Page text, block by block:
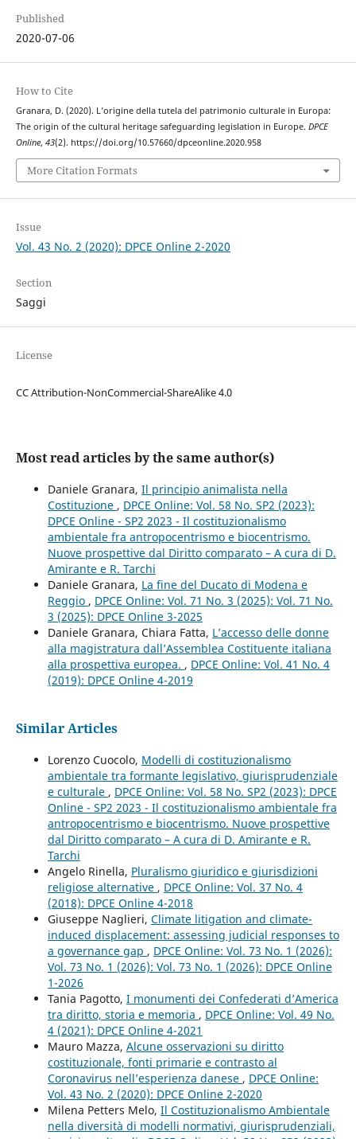
Published
2020-07-06
How to Cite
Granara, D. (2020). L’origine della tutela del patrimonio culturale in Europa:
The origin of the cultural heritage safeguarding legislation in Europe. DPCE
Online, 43(2). https://doi.org/10.57660/dpceonline.2020.958
More Citation Formats
Issue
Vol. 43 No. 2 (2020): DPCE Online 2-2020
Section
Saggi
License
CC Attribution-NonCommercial-ShareAlike 4.0
Most read articles by the same author(s)
Daniele Granara, Il principio animalista nella
Costituzione , DPCE Online: Vol. 58 No. SP2 (2023):
DPCE Online - SP2 2023 - Il costituzionalismo
ambientale fra antropocentrismo e biocentrismo.
Nuove prospettive dal Diritto comparato – A cura di D.
Amirante e R. Tarchi
Daniele Granara, La fine del Ducato di Modena e
Reggio , DPCE Online: Vol. 71 No. 3 (2025): Vol. 71 No.
3 (2025): DPCE Online 3-2025
Daniele Granara, Chiara Fatta, L’accesso delle donne
alla magistratura dall’Assemblea Costituente italiana
alla prospettiva europea. , DPCE Online: Vol. 41 No. 4
(2019): DPCE Online 4-2019
Similar Articles
Lorenzo Cuocolo, Modelli di costituzionalismo
ambientale tra formante legislativo, giurisprudenziale
e culturale , DPCE Online: Vol. 58 No. SP2 (2023): DPCE
Online - SP2 2023 - Il costituzionalismo ambientale fra
antropocentrismo e biocentrismo. Nuove prospettive
dal Diritto comparato – A cura di D. Amirante e R.
Tarchi
Angelo Rinella, Pluralismo giuridico e giurisdizioni
religiose alternative , DPCE Online: Vol. 37 No. 4
(2018): DPCE Online 4-2018
Giuseppe Naglieri, Climate litigation and climate-
induced displacement: assessing judicial responses to
a governance gap , DPCE Online: Vol. 73 No. 1 (2026):
Vol. 73 No. 1 (2026): Vol. 73 No. 1 (2026): DPCE Online
1-2026
Tania Pagotto, I monumenti dei Confederati d’America
tra diritto, storia e memoria , DPCE Online: Vol. 49 No.
4 (2021): DPCE Online 4-2021
Mauro Mazza, Alcune osservazioni su diritto
costituzionale, fonti primarie e contrasto al
Coronavirus nell’esperienza danese , DPCE Online:
Vol. 43 No. 2 (2020): DPCE Online 2-2020
Milena Petters Melo, Il Costituzionalismo Ambientale
nella diversità di modelli normativi, giurisprudenziali,